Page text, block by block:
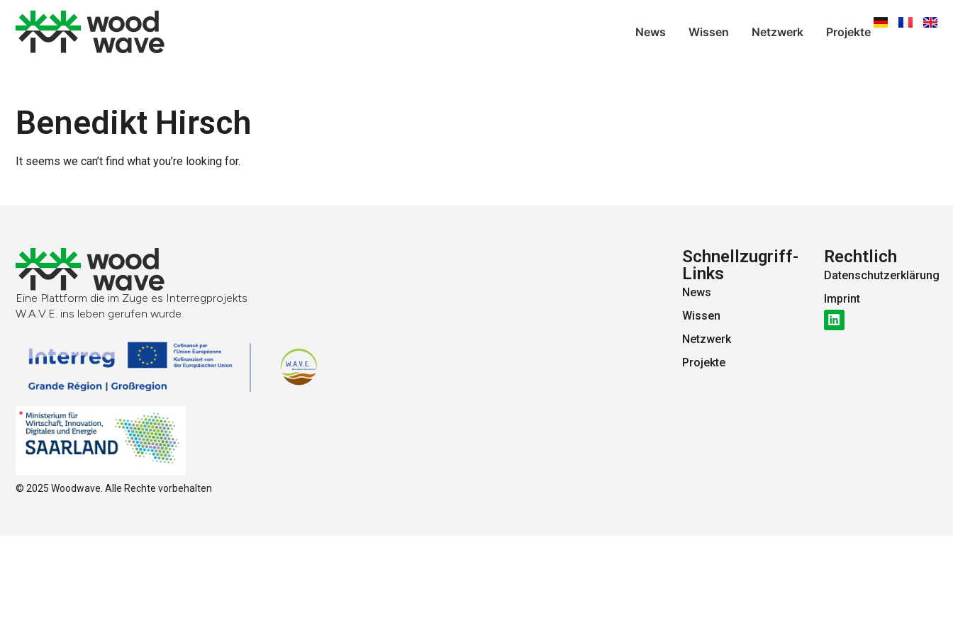
News Wissen Netzwerk Projekte
Benedikt Hirsch
It seems we can’t find what you’re looking for.
Eine Plattform die im Zuge es Interregprojekts
W.A.V.E. ins leben gerufen wurde.
© 2025 Woodwave. Alle Rechte vorbehalten
Schnellzugriff-
Links
News
Wissen
Netzwerk
Projekte
Rechtlich
Datenschutzerklärung
Imprint